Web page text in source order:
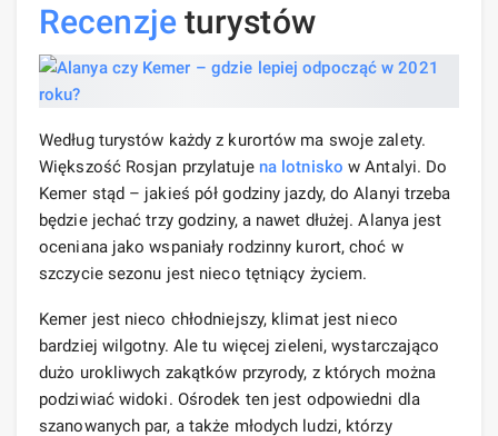
Recenzjeturystów
Według turystów każdy z kurortów ma swoje zalety.
Większość Rosjan przylatuje na lotnisko w Antalyi. Do
Kemer stąd – jakieś pół godziny jazdy, do Alanyi trzeba
będzie jechać trzy godziny, a nawet dłużej. Alanya jest
oceniana jako wspaniały rodzinny kurort, choć w
szczycie sezonu jest nieco tętniący życiem.
Kemer jest nieco chłodniejszy, klimat jest nieco
bardziej wilgotny. Ale tu więcej zieleni, wystarczająco
dużo urokliwych zakątków przyrody, z których można
podziwiać widoki. Ośrodek ten jest odpowiedni dla
szanowanych par, a także młodych ludzi, którzy